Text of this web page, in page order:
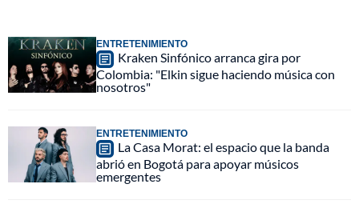
ENTRETENIMIENTO
Kraken Sinfónico arranca gira por
Colombia: "Elkin sigue haciendo música con
nosotros"
ENTRETENIMIENTO
La Casa Morat: el espacio que la banda
abrió en Bogotá para apoyar músicos
emergentes